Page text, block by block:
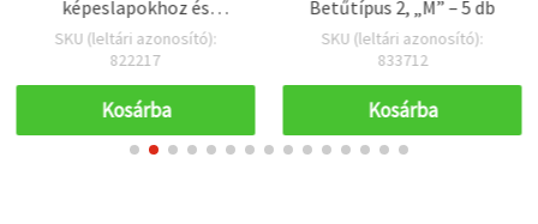
képeslapokhoz és
scrapbook albumokhoz,
90 x 1 mm, 2 db
SKU (leltári azonosító):
822217
Kosárba
Betűtípus 2, „M” – 5 db
SKU (leltári azonosító):
833712
Kosárba